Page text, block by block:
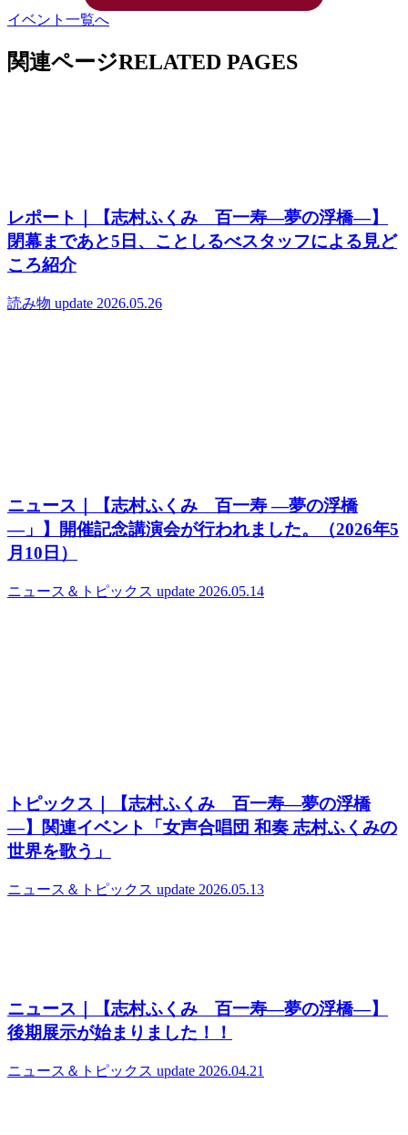
イベント一覧へ
関連ページRELATED PAGES
レポート｜【志村ふくみ 百一寿―夢の浮橋―】
閉幕まであと5日、ことしるべスタッフによる見ど
ころ紹介
読み物 update 2026.05.26
ニュース｜【志村ふくみ 百一寿 ―夢の浮橋
―」】開催記念講演会が行われました。（2026年5
月10日）
ニュース＆トピックス update 2026.05.14
トピックス｜【志村ふくみ 百一寿―夢の浮橋
―】関連イベント「女声合唱団 和奏 志村ふくみの
世界を歌う」
ニュース＆トピックス update 2026.05.13
ニュース｜【志村ふくみ 百一寿―夢の浮橋―】
後期展示が始まりました！！
ニュース＆トピックス update 2026.04.21